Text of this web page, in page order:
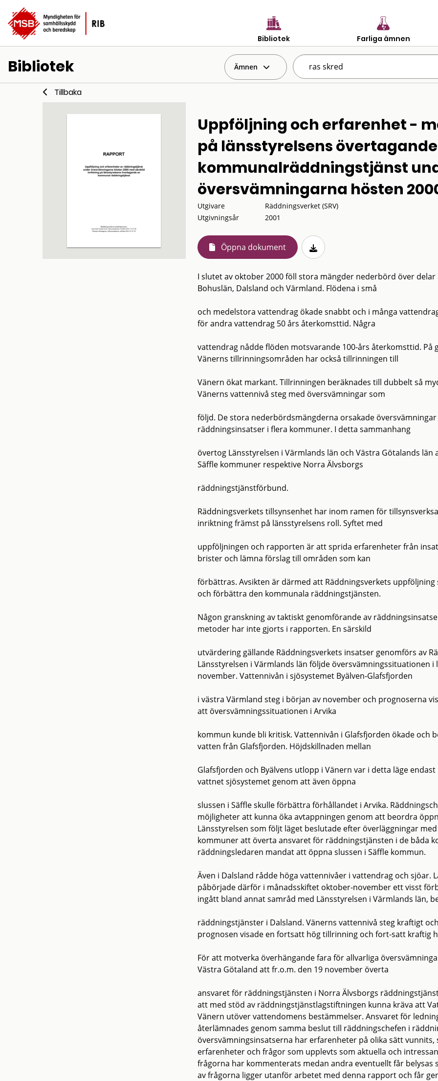
Bibliotek Farliga ämnen
Bibliotek Ämnen
Tillbaka
Uppföljning och erfarenhet -
på länsstyrelsens
kommunalräddningstjänst
översvämningarna hösten
Utgivare
Räddningsverket (SRV)
Utgivningsår
2001
Öppna dokument
I slutet av oktober 2000 föll stora mängder nederbörd över
Bohuslän, Dalsland och Värmland. Flödena i små
och medelstora vattendrag ökade snabbt och i många
för andra vattendrag 50 års återkomsttid. Några
vattendrag nådde flöden motsvarande 100-års återkomsttid. På
Vänerns tillrinningsområden har också tillrinningen till
Vänern ökat markant. Tillrinningen beräknades till dubbelt så
Vänerns vattennivå steg med översvämningar som
följd. De stora nederbördsmängderna orsakade
räddningsinsatser i flera kommuner. I detta sammanhang
övertog Länsstyrelsen i Värmlands län och Västra Götalands
Säffle kommuner respektive Norra Älvsborgs
räddningstjänstförbund.
Räddningsverkets tillsynsenhet har inom ramen för
inriktning främst på länsstyrelsens roll. Syftet med
uppföljningen och rapporten är att sprida erfarenheter från
brister och lämna förslag till områden som kan
förbättras. Avsikten är därmed att Räddningsverkets
och förbättra den kommunala räddningstjänsten.
Någon granskning av taktiskt genomförande av
metoder har inte gjorts i rapporten. En särskild
utvärdering gällande Räddningsverkets insatser genomförs av
Länsstyrelsen i Värmlands län följde översvämningssituationen
november. Vattennivån i sjösystemet Byälven-Glafsfjorden
i västra Värmland steg i början av november och prognoserna
att översvämningssituationen i Arvika
kommun kunde bli kritisk. Vattennivån i Glafsfjorden ökade och
vatten från Glafsfjorden. Höjdskillnaden mellan
Glafsfjorden och Byälvens utlopp i Vänern var i detta läge
vattnet sjösystemet genom att även öppna
slussen i Säffle skulle förbättra förhållandet i Arvika.
möjligheter att kunna öka avtappningen genom att beordra
Länsstyrelsen som följt läget beslutade efter överläggningar
kommuner att överta ansvaret för räddningstjänsten i de båda
räddningsledaren mandat att öppna slussen i Säffle kommun.
Även i Dalsland rådde höga vattennivåer i vattendrag och sjöar.
påbörjade därför i månadsskiftet oktober-november ett visst
ingått bland annat samråd med Länsstyrelsen i Värmlands län,
räddningstjänster i Dalsland. Vänerns vattennivå steg kraftigt
prognosen visade en fortsatt hög tillrinning och fort-satt kraftig
För att motverka överhängande fara för allvarliga
Västra Götaland att fr.o.m. den 19 november överta
ansvaret för räddningstjänsten i Norra Älvsborgs
att med stöd av räddningstjänstlagstiftningen kunna kräva att
Vänern utöver vattendomens bestämmelser. Ansvaret för
återlämnades genom samma beslut till räddningschefen i
översvämningsinsatserna har erfarenheter på olika sätt
erfarenheter och frågor som upplevts som aktuella och
frågorna har kommenterats medan andra eventuellt får belysas
av frågorna ligger utanför arbetet med denna rapport och får